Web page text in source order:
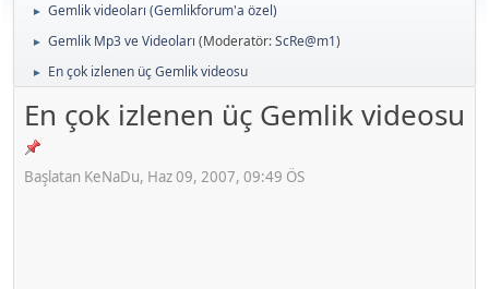
► Gemlik videoları (Gemlikforum'a özel)
► Gemlik Mp3 ve Videoları (Moderatör:ScRe@m1)
► En çok izlenen üç Gemlik videosu
En çok izlenen üç Gemlik videosu
Başlatan KeNaDu, Haz 09, 2007, 09:49 ÖS